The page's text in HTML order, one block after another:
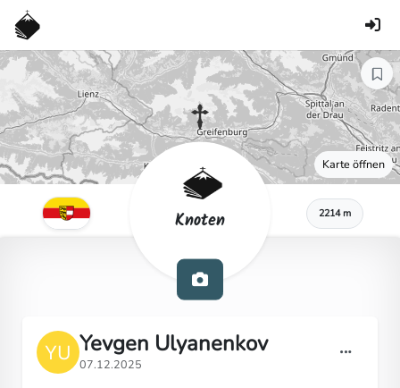
Karte öffnen
Knoten 2214 m
Yevgen Ulyanenkov
07.12.2025